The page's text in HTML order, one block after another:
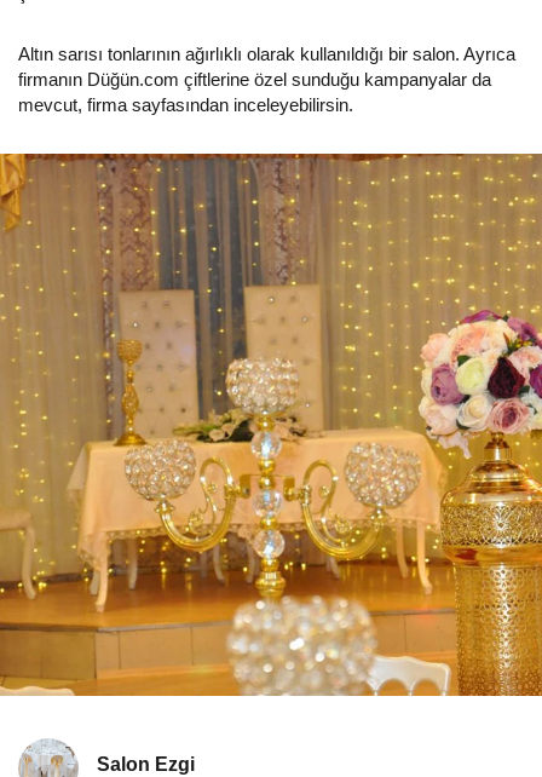
Altın sarısı tonlarının ağırlıklı olarak kullanıldığı bir salon. Ayrıca
firmanın Düğün.com çiftlerine özel sunduğu kampanyalar da
mevcut, firma sayfasından inceleyebilirsin.
Salon Ezgi